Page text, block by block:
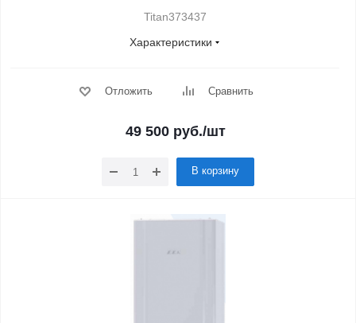
Titan373437
Характеристики
Отложить Сравнить
49 500руб./шт
В корзину